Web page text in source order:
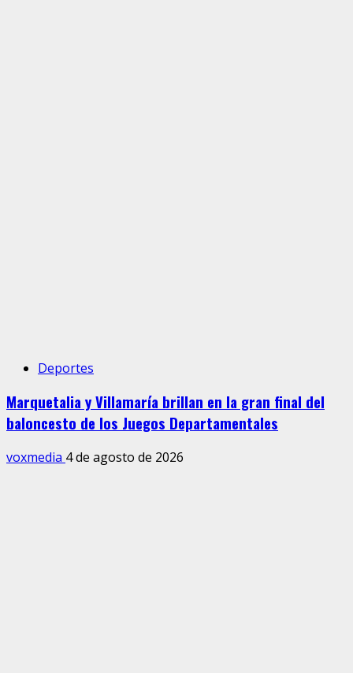
Deportes
Marquetalia y Villamaría brillan en la gran final del
baloncesto de los Juegos Departamentales
voxmedia 4 de agosto de 2026